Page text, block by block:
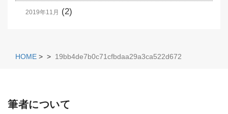
2019年11月 (2)
HOME > > 19bb4de7b0c71cfbdaa29a3ca522d672
筆者について